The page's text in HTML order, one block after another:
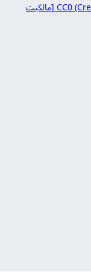
CC0 (Creative Commons Zero) [مالکیت